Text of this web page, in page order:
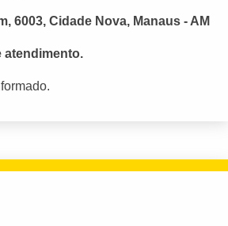
6003, Cidade Nova, Manaus - AM
atendimento.